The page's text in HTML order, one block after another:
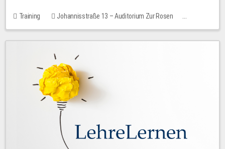
Training
Johannisstraße 13 – Auditorium Zur Rosen
No free places
30.00 EUR